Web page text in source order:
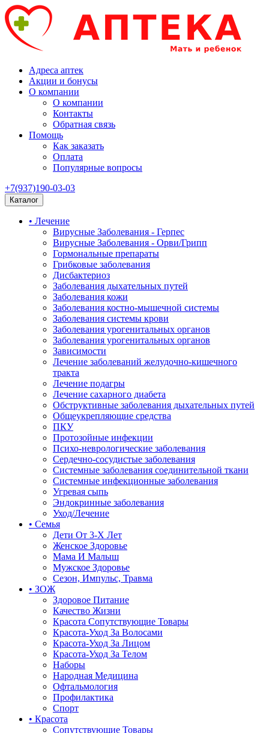
Адреса аптек
Акции и бонусы
О компании
О компании
Контакты
Обратная связь
Помощь
Как заказать
Оплата
Популярные вопросы
+7(937)190-03-03
Каталог
• Лечение
Вирусные Заболевания - Герпес
Вирусные Заболевания - Орви/Грипп
Гормональные препараты
Грибковые заболевания
Дисбактериоз
Заболевания дыхательных путей
Заболевания кожи
Заболевания костно-мышечной системы
Заболевания системы крови
Заболевания урогенитальных органов
Заболевания урогенитальных органов
Зависимости
Лечение заболеваний желудочно-кишечного
тракта
Лечение подагры
Лечение сахарного диабета
Обструктивные заболевания дыхательных путей
Общеукрепляющие средства
ПКУ
Протозойные инфекции
Психо-неврологические заболевания
Сердечно-сосудистые заболевания
Системные заболевания соединительной ткани
Системные инфекционные заболевания
Угревая сыпь
Эндокринные заболевания
Уход/Лечение
• Семья
Дети От 3-Х Лет
Женское Здоровье
Мама И Малыш
Мужское Здоровье
Сезон, Импульс, Травма
• ЗОЖ
Здоровое Питание
Качество Жизни
Красота Сопутствующие Товары
Красота-Уход За Волосами
Красота-Уход За Лицом
Красота-Уход За Телом
Наборы
Народная Медицина
Офтальмология
Профилактика
Спорт
• Красота
Сопутствующие Товары